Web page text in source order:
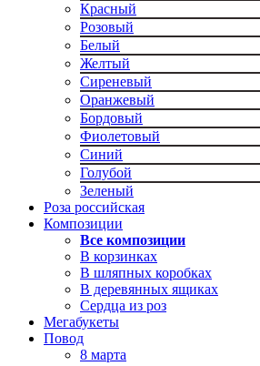
Красный
Розовый
Белый
Желтый
Сиреневый
Оранжевый
Бордовый
Фиолетовый
Синий
Голубой
Зеленый
Роза российская
Композиции
Все композиции
В корзинках
В шляпных коробках
В деревянных ящиках
Сердца из роз
Мегабукеты
Повод
8 марта